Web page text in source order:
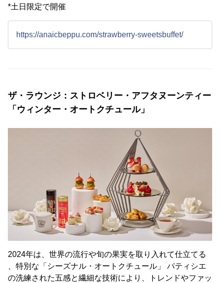
*土日限定で開催
https://anaicbeppu.com/strawberry-sweetsbuffet/
ザ・ラウンジ：ストロベリー・アフタヌーンティー
「ウィンター・オートクチュール」
2024年は、世界の流行や旬の果実を取り入れて仕立てる
、特別な「シーズナル・オートクチュール」 パティシエ
の洗練された五感と繊細な技術により、トレンドやファッ